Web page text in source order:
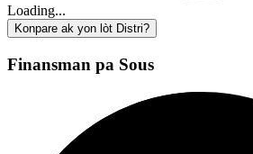
Loading...
Konpare ak yon lòt Distri?
Finansman pa Sous